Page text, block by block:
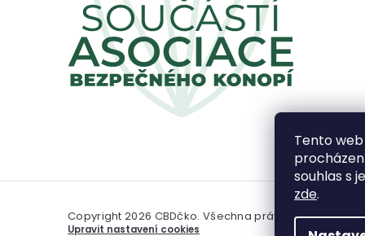
Tento
souhlas s
zde.
Copyright 2026 CBDčko. Všechna práva vyhrazena.
Upravit nastavení cookies